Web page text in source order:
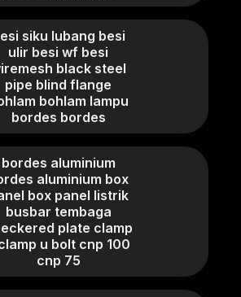
siku lubang besi
ulir besi wf besi
black steel
pipe blind flange
bohlam lampu
bordes bordes
bordes aluminium
aluminium box
box panel listrik
busbar tembaga
plate clamp
u bolt cnp 100
cnp 75